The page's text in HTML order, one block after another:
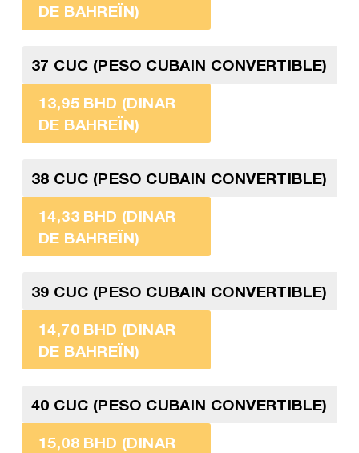
DE BAHREÏN)
37 CUC (PESO CUBAIN CONVERTIBLE)
13,95 BHD (DINAR
DE BAHREÏN)
38 CUC (PESO CUBAIN CONVERTIBLE)
14,33 BHD (DINAR
DE BAHREÏN)
39 CUC (PESO CUBAIN CONVERTIBLE)
14,70 BHD (DINAR
DE BAHREÏN)
40 CUC (PESO CUBAIN CONVERTIBLE)
15,08 BHD (DINAR